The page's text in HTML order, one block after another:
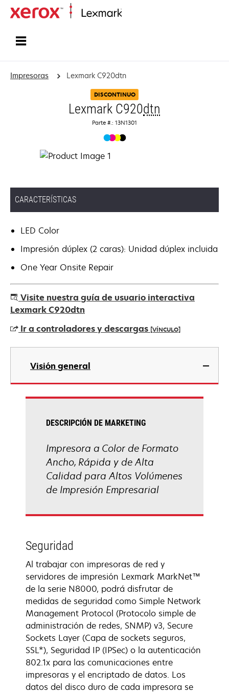
Impresoras Lexmark C920dtn
DISCONTINUO
Lexmark C920dtn
Parte #.: 13N1301
CARACTERÍSTICAS
LED Color
Impresión dúplex (2 caras): Unidad dúplex incluida
One Year Onsite Repair
Visite nuestra guía de usuario interactiva
Lexmark C920dtn
Ir a controladores y descargas [VÍNCULO]
se
una
pestaña
Visión general
DESCRIPCIÓN DE MARKETING
Impresora a Color de Formato
Ancho, Rápida y de Alta
Calidad para Altos Volúmenes
de Impresión Empresarial
Seguridad
Al trabajar con impresoras de red y
servidores de impresión Lexmark MarkNet™
de la serie N8000, podrá disfrutar de
medidas de seguridad como Simple Network
Management Protocol (Protocolo simple de
administración de redes, SNMP) v3, Secure
Sockets Layer (Capa de sockets seguros,
SSL*), Seguridad IP (IPSec) o la autenticación
802.1x para las comunicaciones entre
impresoras y el encriptado de datos. Los
datos del disco duro de cada impresora se